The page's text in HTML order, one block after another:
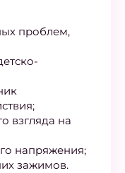
проблем,
взгляда на
напряжения;
зажимов.